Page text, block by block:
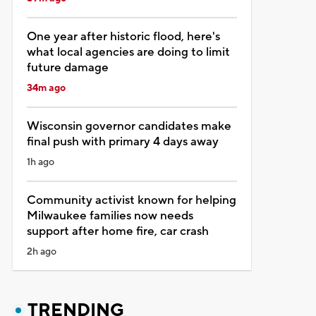
One year after historic flood, here's
what local agencies are doing to limit
future damage
34m ago
Wisconsin governor candidates make
final push with primary 4 days away
1h ago
Community activist known for helping
Milwaukee families now needs
support after home fire, car crash
2h ago
TRENDING